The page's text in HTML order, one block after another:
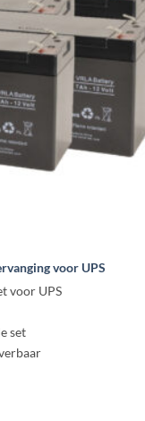
voor UPS
voor UPS
set